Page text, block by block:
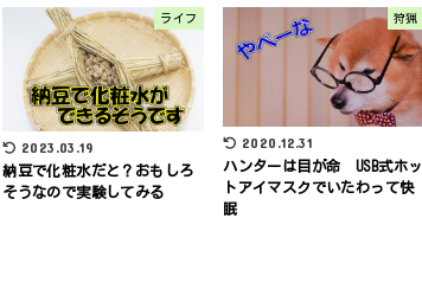
ライフ
2023.03.19
納豆で化粧水だと？おもしろ
そうなので実験してみる
狩猟
2020.12.31
ハンターは目が命 USB式ホッ
トアイマスクでいたわって快
眠